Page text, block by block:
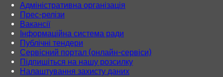
а
і
Адміністративна організація
Прес-релізи
Вакансії
Інформаційна система ради
Публічні тендери
Сервісний портал (онлайн-сервіси)
Підпишіться на нашу розсилку
Налаштування захисту даних